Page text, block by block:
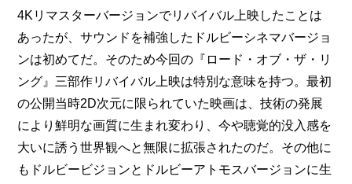
4Kリマスターバージョンでリバイバル上映したことは
あったが、サウンドを補強したドルビーシネマバージョ
ンは初めてだ。そのため今回の『ロード・オブ・ザ・リ
ング』三部作リバイバル上映は特別な意味を持つ。最初
の公開当時2D次元に限られていた映画は、技術の発展
により鮮明な画質に生まれ変わり、今や聴覚的没入感を
大いに誘う世界観へと無限に拡張されたのだ。その他に
もドルビービジョンとドルビーアトモスバージョンに生